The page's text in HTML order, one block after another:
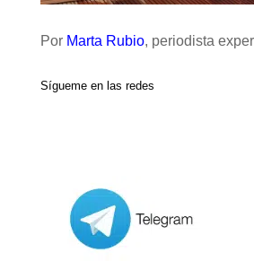
Por Marta Rubio, periodista
Sígueme en las redes